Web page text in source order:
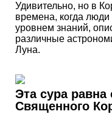
Удивительно, но в
времена, когда
уровнем знаний,
различные
Луна.
Эта сура равна
Священного